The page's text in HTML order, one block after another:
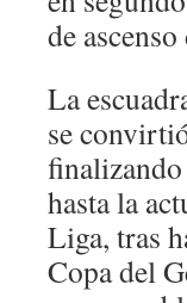
de
La
se
hasta la
Liga, tras
Copa del